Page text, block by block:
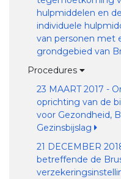
hulpmiddelen en
individuele
van personen met
grondgebied van
Procedures
23 MAART 2017 -
oprichting van de
voor Gezondheid,
Gezinsbijslag
21 DECEMBER
betreffende de